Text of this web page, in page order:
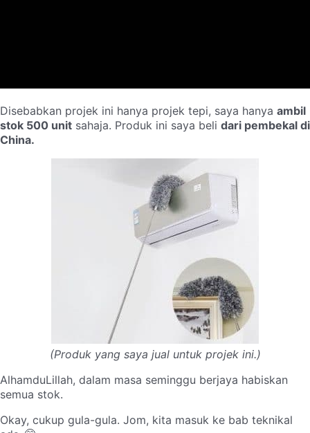
Disebabkan projek ini hanya projek tepi, saya hanya ambil
stok 500 unit sahaja. Produk ini saya beli dari pembekal di
China.
(Produk yang saya jual untuk projek ini.)
AlhamduLillah, dalam masa seminggu berjaya habiskan
semua stok.
Okay, cukup gula-gula. Jom, kita masuk ke bab teknikal